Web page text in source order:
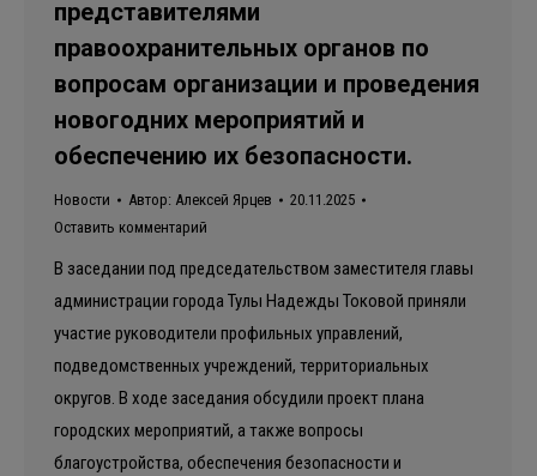
представителями
правоохранительных органов по
вопросам организации и проведения
новогодних мероприятий и
обеспечению их безопасности.
Новости Автор: Алексей Ярцев
20.11.2025
Оставить комментарий
В заседании под председательством заместителя главы
администрации города Тулы Надежды Токовой приняли
участие руководители профильных управлений,
подведомственных учреждений, территориальных
округов. В ходе заседания обсудили проект плана
городских мероприятий, а также вопросы
благоустройства, обеспечения безопасности и